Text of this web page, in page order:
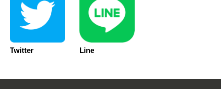
Twitter Line